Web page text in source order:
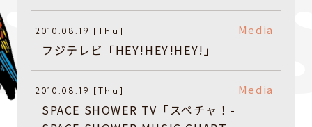
2010.08.19 [Thu] Media
フジテレビ「HEY!HEY!HEY!」
2010.08.19 [Thu] Media
SPACE SHOWER TV「スペチャ！-